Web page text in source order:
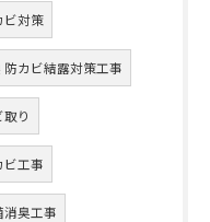
ビ対策
カビ結露対策工事
り
ビ工事
臭工事